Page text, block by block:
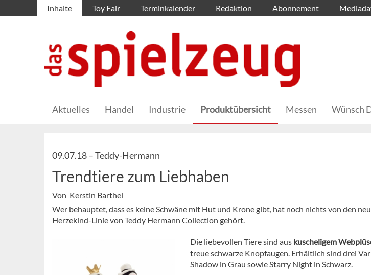
Inhalte Toy Fair Terminkalender Redaktion Abonnement
Aktuelles Handel Industrie Produktübersicht Messen Wünsch
09.07.18 –Teddy-Hermann
Trendtiere zum Liebhaben
Von Kerstin Barthel
Wer behauptet, dass es keine Schwäne mit Hut und Krone gibt, hat noch nichts von den
Herzekind-Linie von Teddy Hermann Collection gehört.
Die liebevollen Tiere sind aus kuscheligem
treue schwarze Knopfaugen. Erhältlich sind drei
Shadow in Grau sowie Starry Night in Schwarz.